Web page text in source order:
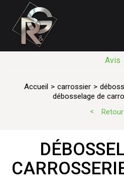
Avis
Accueil carrossier
débosselage de
Retour